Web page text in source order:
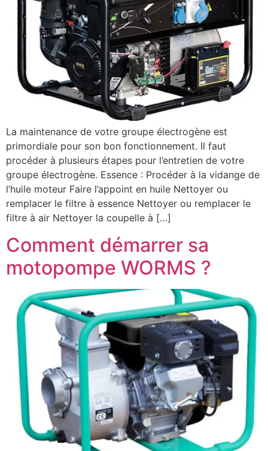
La maintenance de votre groupe électrogène est
primordiale pour son bon fonctionnement. Il faut
procéder à plusieurs étapes pour l’entretien de votre
groupe électrogène. Essence : Procéder à la vidange de
l’huile moteur Faire l’appoint en huile Nettoyer ou
remplacer le filtre à essence Nettoyer ou remplacer le
filtre à air Nettoyer la coupelle à […]
Comment démarrer sa
motopompe WORMS ?